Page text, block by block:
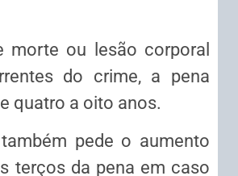
morte ou lesão corporal
do crime, a pena
quatro a oito anos.
pede o aumento
terços da pena em caso